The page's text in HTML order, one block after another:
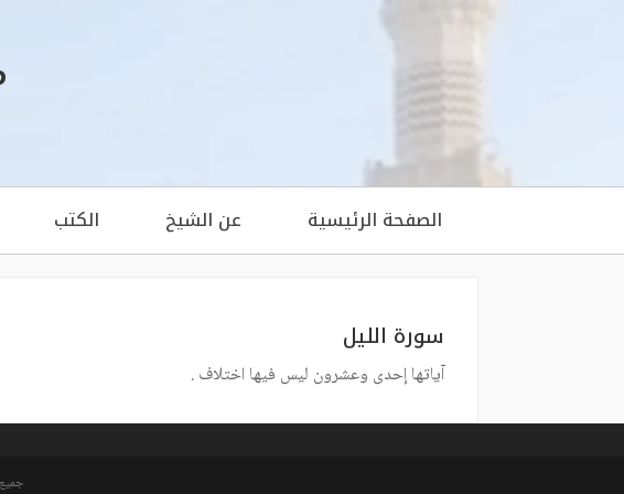
الصفحة الرئيسية عن الشيخ الكتب
سورة الليل
آياتها إحدى وعشرون ليس فيها اختلاف .